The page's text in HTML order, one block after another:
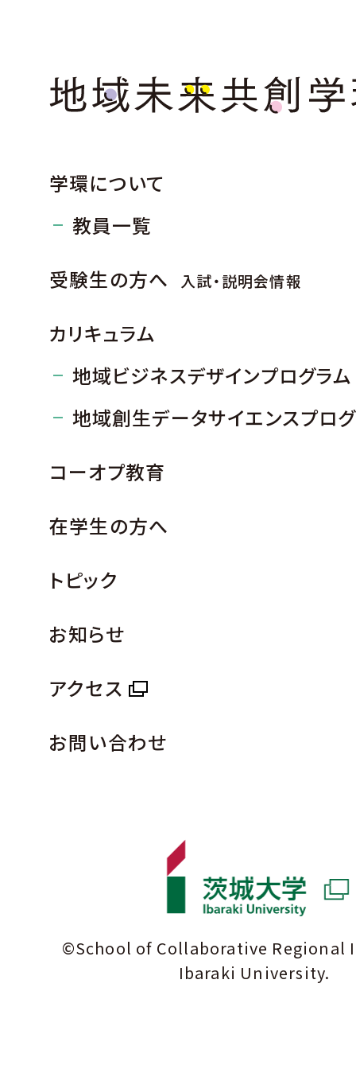
©School of Collaborative Regional
Ibaraki University.
学環について
教員一覧
受験生の方へ
入試・説明会情報
カリキュラム
地域ビジネスデザインプログラム
地域創生データサイエンスプロ
コーオプ教育
在学生の方へ
トピック
お知らせ
アクセス
お問い合わせ